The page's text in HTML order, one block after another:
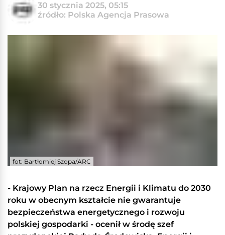
30 stycznia 2025, 05:15
źródło: Polska Agencja Prasowa
fot: Bartłomiej Szopa/ARC
- Krajowy Plan na rzecz Energii i Klimatu do 2030
roku w obecnym kształcie nie gwarantuje
bezpieczeństwa energetycznego i rozwoju
polskiej gospodarki - ocenił w środę szef